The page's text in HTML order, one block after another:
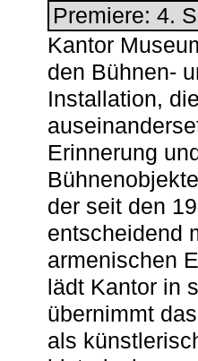
Premiere: 4.
Kantor
den Bühnen-
Installation,
Erinnerung
der seit den
entscheidend
armenischen
lädt Kantor in
übernimmt
als